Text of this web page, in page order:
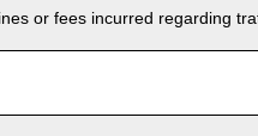
or fees incurred regarding